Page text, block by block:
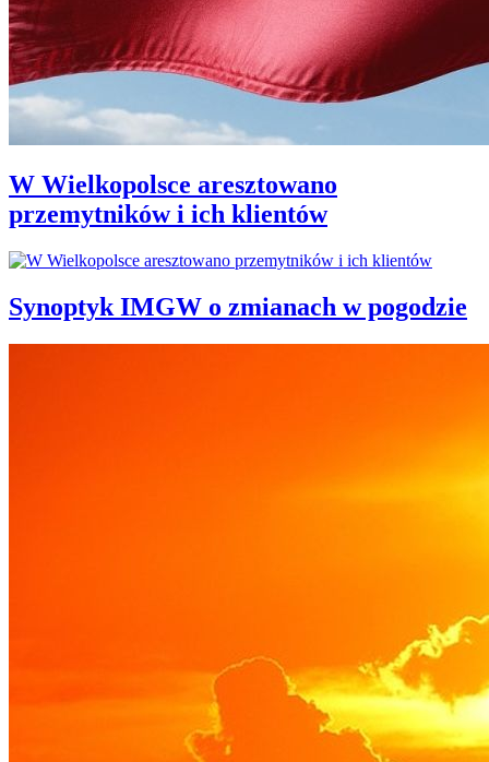
W Wielkopolsce aresztowano
przemytników i ich klientów
Synoptyk IMGW o zmianach w pogodzie